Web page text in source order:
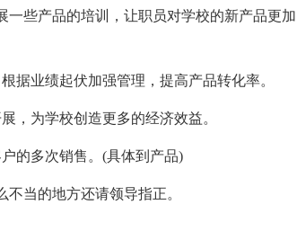
些产品的培训，让职员对学校的新产品更加
据业绩起伏加强管理，提高产品转化率。
，为学校创造更多的经济效益。
的多次销售。(具体到产品)
当的地方还请领导指正。